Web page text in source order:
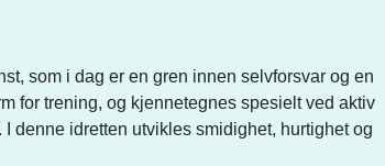
som i dag er en gren innen selvforsvar og en
for trening, og kjennetegnes spesielt ved aktiv
denne idretten utvikles smidighet, hurtighet og